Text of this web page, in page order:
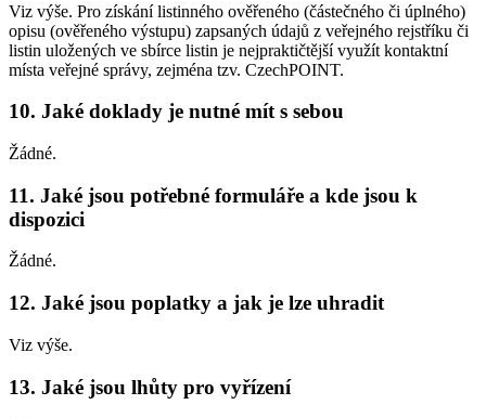
Viz výše. Pro získání listinného ověřeného (částečného či úplného)
opisu (ověřeného výstupu) zapsaných údajů z veřejného rejstříku či
listin uložených ve sbírce listin je nejpraktičtější využít kontaktní
místa veřejné správy, zejména tzv. CzechPOINT.
10. Jaké doklady je nutné mít s sebou
Žádné.
11. Jaké jsou potřebné formuláře a kde jsou k
dispozici
Žádné.
12. Jaké jsou poplatky a jak je lze uhradit
Viz výše.
13. Jaké jsou lhůty pro vyřízení